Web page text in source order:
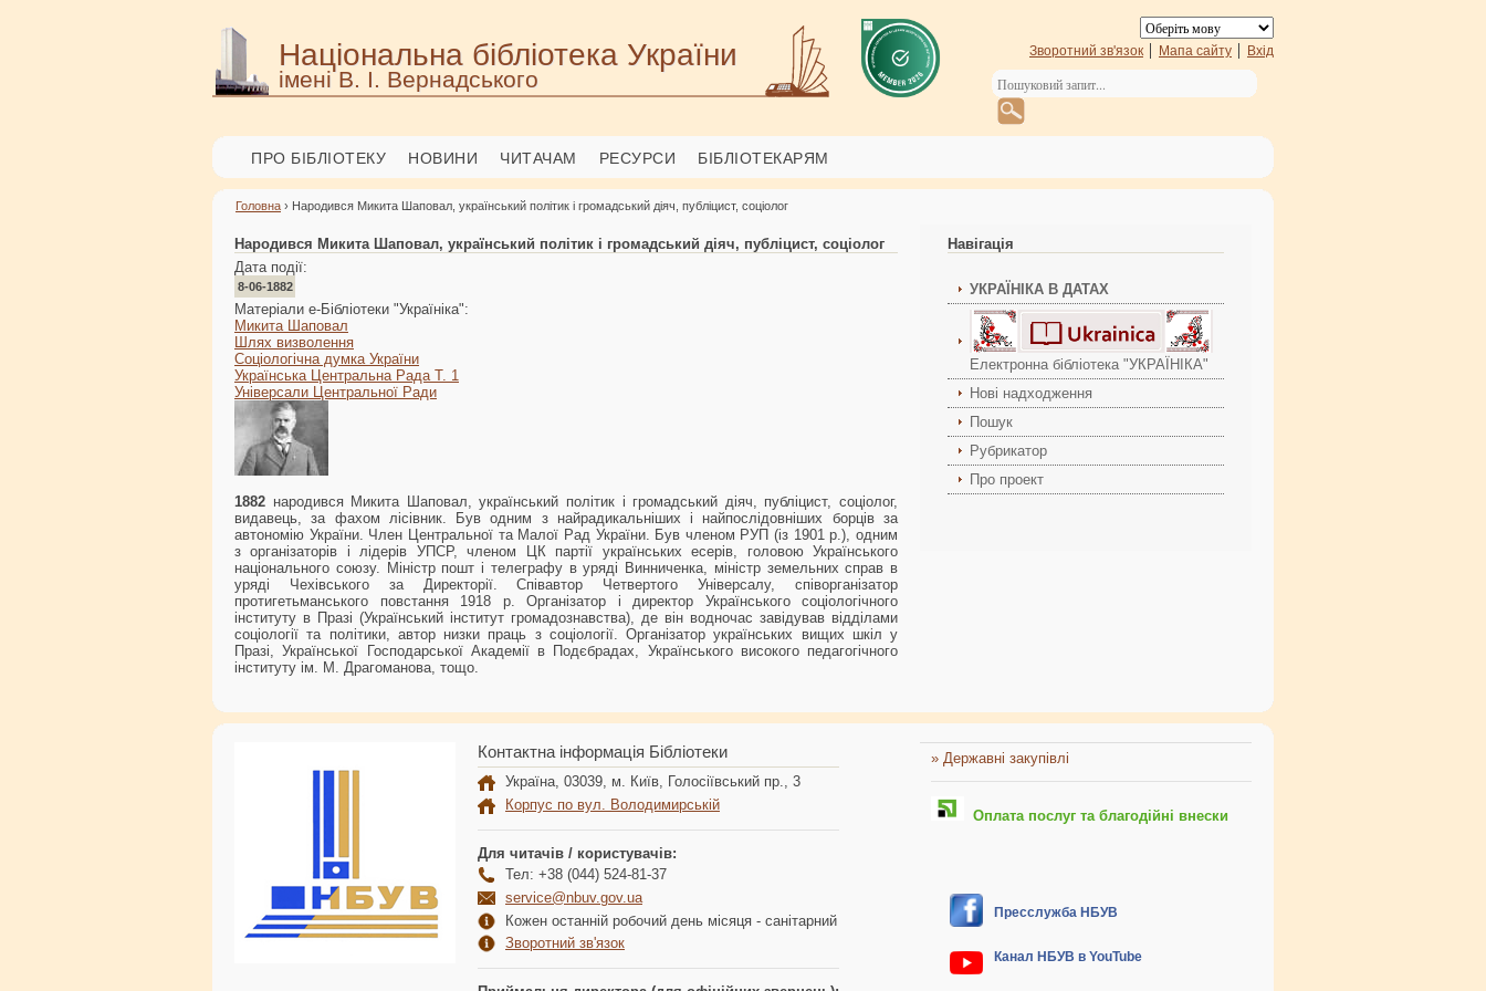
Національна бібліотека України
імені В. І. Вернадського
Зворотний зв'язок Мапа сайту Вхід
ПРО БІБЛІОТЕКУ НОВИНИ ЧИТАЧАМ РЕСУРСИ БІБЛІОТЕКАРЯМ
Головна › Народився Микита Шаповал, український політик і громадський діяч, публіцист, соціолог
Народився Микита Шаповал, український політик і громадський діяч, публіцист, соціолог
Дата події:
8-06-1882
Матеріали е-Бібліотеки "Україніка":
Микита Шаповал
Шлях визволення
Соціологічна думка України
Українська Центральна Рада Т. 1
Універсали Центральної Ради
1882 народився Микита Шаповал, український політик і громадський діяч, публіцист, соціолог,
видавець, за фахом лісівник. Був одним з найрадикальніших і найпослідовніших борців за
автономію України. Член Центральної та Малої Рад України. Був членом РУП (із 1901 р.), одним
з організаторів і лідерів УПСР, членом ЦК партії українських есерів, головою Українського
національного союзу. Міністр пошт і телеграфу в уряді Винниченка, міністр земельних справ в
уряді Чехівського за Директорії. Співавтор Четвертого Універсалу, співорганізатор
протигетьманського повстання 1918 р. Організатор і директор Українського соціологічного
інституту в Празі (Український інститут громадознавства), де він водночас завідував відділами
соціології та політики, автор низки праць з соціології. Організатор українських вищих шкіл у
Празі, Української Господарської Академії в Подєбрадах, Українського високого педагогічного
інституту ім. М. Драгоманова, тощо.
Навігація
УКРАЇНІКА В ДАТАХ
Електронна бібліотека "УКРАЇНІКА"
Нові надходження
Пошук
Рубрикатор
Про проект
Контактна інформація Бібліотеки
Україна, 03039, м. Київ, Голосіївський пр., 3
Корпус по вул. Володимирській
Для читачів / користувачів:
Тел: +38 (044) 524-81-37
service@nbuv.gov.ua
Кожен останній робочий день місяця - санітарний
Зворотний зв'язок
» Державні закупівлі
Оплата послуг та благодійні внески
Пресслужба НБУВ
Канал НБУВ в YouTube